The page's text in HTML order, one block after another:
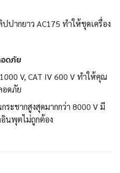
ปากยาว AC175 ทำให้ชุดเครื่อง
ดภัย
V, CAT IV 600 V ทำให้คุณ
อดภัย
ะชากสูงสุดมากกว่า 8000 V มี
นพุตไม่ถูกต้อง